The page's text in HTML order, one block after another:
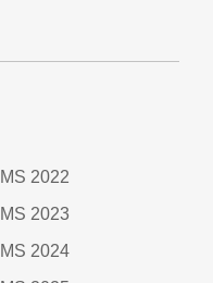
MS 2022
MS 2023
MS 2024